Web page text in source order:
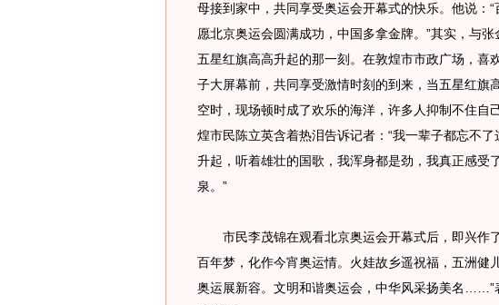
母接到家中，共同享受奥运会开幕式的快乐。他说：
愿北京奥运会圆满成功，中国多拿金牌。”其实，与
五星红旗高高升起的那一刻。在敦煌市市政广场，喜
子大屏幕前，共同享受激情时刻的到来，当五星红旗
空时，现场顿时成了欢乐的海洋，许多人抑制不住自
煌市民陈立英含着热泪告诉记者：“我一辈子都忘不
升起，听着雄壮的国歌，我浑身都是劲，我真正感受
泉。”
市民李茂锦在观看北京奥运会开幕式后，即兴作
百年梦，化作今宵奥运情。火娃故乡遥祝福，五洲健
奥运展新容。文明和谐奥运会，中华风采扬美名……”